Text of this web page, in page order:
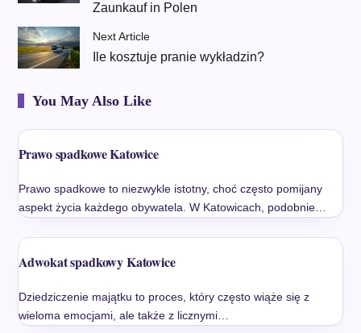
Zaunkauf in Polen
Next Article
Ile kosztuje pranie wykładzin?
You May Also Like
Prawo spadkowe Katowice
Prawo spadkowe to niezwykle istotny, choć często pomijany
aspekt życia każdego obywatela. W Katowicach, podobnie…
Adwokat spadkowy Katowice
Dziedziczenie majątku to proces, który często wiąże się z
wieloma emocjami, ale także z licznymi…